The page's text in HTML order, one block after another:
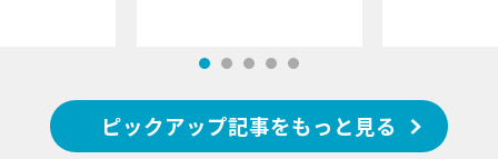
ピックアップ記事をもっと見る